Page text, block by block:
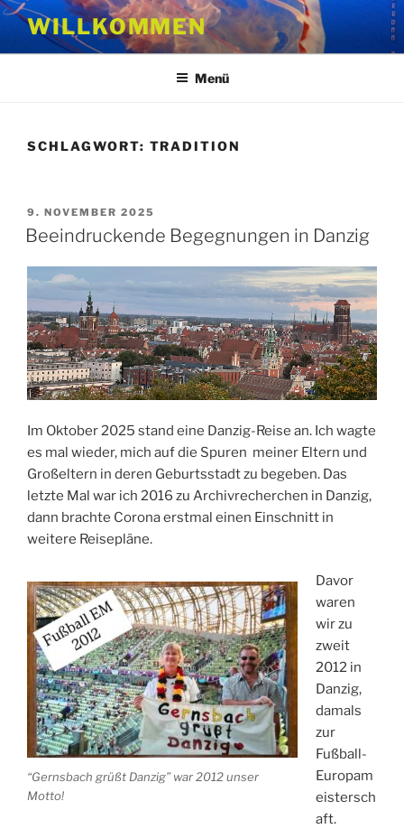
Zum
Inhalt
springen
WILLKOMMEN
Menü
SCHLAGWORT: TRADITION
VERÖFFENTLICHT
AM
9. NOVEMBER 2025
Beeindruckende Begegnungen in Danzig
Im Oktober 2025 stand eine Danzig-Reise an. Ich wagte
es mal wieder, mich auf die Spuren meiner Eltern und
Großeltern in deren Geburtsstadt zu begeben. Das
letzte Mal war ich 2016 zu Archivrecherchen in Danzig,
dann brachte Corona erstmal einen Einschnitt in
weitere Reisepläne.
“Gernsbach grüßt Danzig” war 2012 unser
Motto!
Davor
waren
wir zu
zweit
2012 in
Danzig,
damals
zur
Fußball-
Europam
eistersch
aft.